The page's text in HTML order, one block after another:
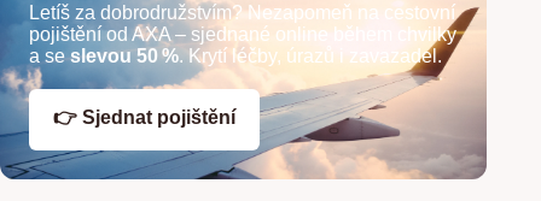
Letíš za dobrodružstvím? Nezapomeň na cestovní
pojištění od AXA – sjednané online během chvilky
a seslevou 50 %. Krytí léčby, úrazů i zavazadel.
👉 Sjednat pojištění